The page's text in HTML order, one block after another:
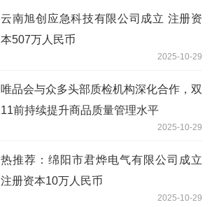
云南旭创应急科技有限公司成立 注册资
本507万人民币
2025-10-29
唯品会与众多头部质检机构深化合作，双
11前持续提升商品质量管理水平
2025-10-29
热推荐：绵阳市君烨电气有限公司成立
注册资本10万人民币
2025-10-29